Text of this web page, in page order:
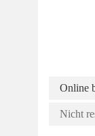
Online
Nicht